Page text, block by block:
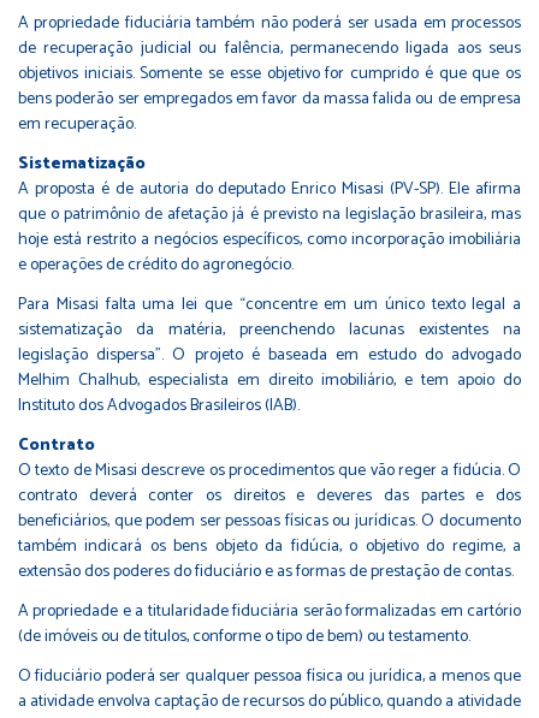
A propriedade fiduciária também não poderá ser usada em processos
de recuperação judicial ou falência, permanecendo ligada aos seus
objetivos iniciais. Somente se esse objetivo for cumprido é que que os
bens poderão ser empregados em favor da massa falida ou de empresa
em recuperação.
Sistematização
A proposta é de autoria do deputadoEnrico Misasi (PV-SP). Ele afirma
que o patrimônio de afetação já é previsto na legislação brasileira, mas
hoje está restrito a negócios específicos, como incorporação imobiliária
e operações de crédito do agronegócio.
Para Misasi falta uma lei que “concentre em um único texto legal a
sistematização da matéria, preenchendo lacunas existentes na
legislação dispersa”. O projeto é baseada em estudo do advogado
Melhim Chalhub, especialista em direito imobiliário, e tem apoio do
Instituto dos Advogados Brasileiros (IAB).
Contrato
O texto de Misasi descreve os procedimentos que vão reger a fidúcia. O
contrato deverá conter os direitos e deveres das partes e dos
beneficiários, que podem ser pessoas físicas ou jurídicas. O documento
também indicará os bens objeto da fidúcia, o objetivo do regime, a
extensão dos poderes do fiduciário e as formas de prestação de contas.
A propriedade e a titularidade fiduciária serão formalizadas em cartório
(de imóveis ou de títulos, conforme o tipo de bem) ou testamento.
O fiduciário poderá ser qualquer pessoa física ou jurídica, a menos que
a atividade envolva captação de recursos do público, quando a atividade